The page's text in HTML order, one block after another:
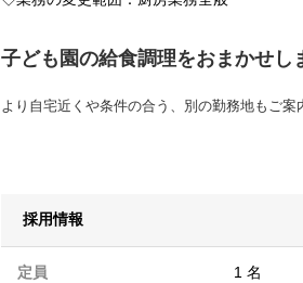
子ども園の給食調理をおまかせし
より自宅近くや条件の合う、別の勤務地もご
採用情報
定員 1 名